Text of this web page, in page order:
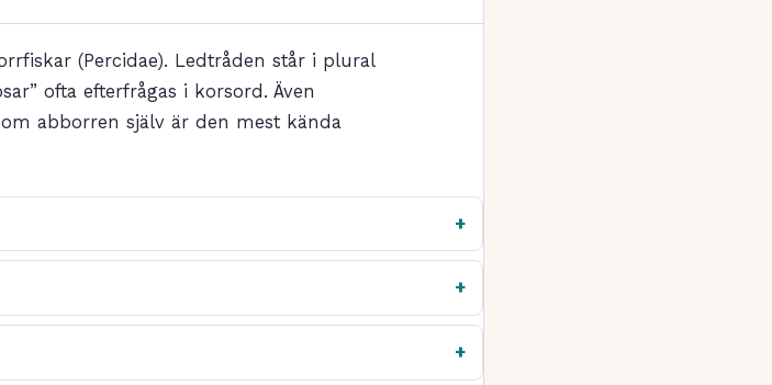
(Percidae). Ledtråden står i plural
ofta efterfrågas i korsord. Även
abborren själv är den mest kända